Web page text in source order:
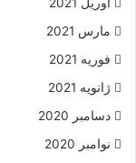
مارس 2021
فوریه 2021
ژانویه 2021
دسامبر 2020
نوامبر 2020